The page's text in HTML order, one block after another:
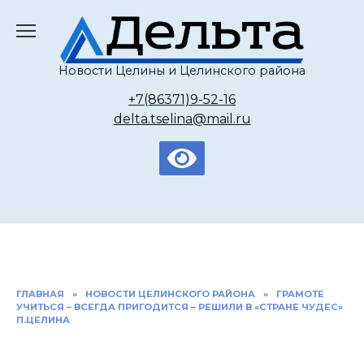
содержанию
Новости Целины и Целинского района
+7(86371)9-52-16
delta.tselina@mail.ru
ГЛАВНАЯ » НОВОСТИ ЦЕЛИНСКОГО РАЙОНА »
ГРАМОТЕ
УЧИТЬСЯ – ВСЕГДА ПРИГОДИТСЯ – РЕШИЛИ В «СТРАНЕ ЧУДЕС»
П.ЦЕЛИНА